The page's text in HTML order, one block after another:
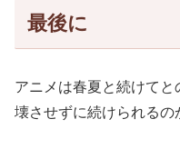
最後に
アニメは春夏と続けて
壊させずに続けられる